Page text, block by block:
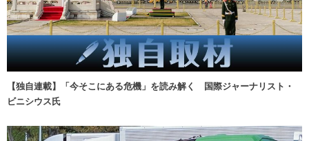
【独自連載】「今そこにある危機」を読み解く 国際ジャーナリスト・
ビニシウス氏